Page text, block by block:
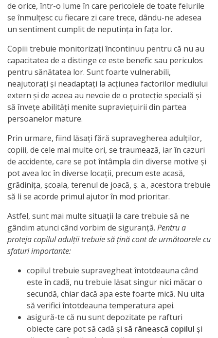
Invitații
de
participare
Planuri
de
achiziții
Anticorupție
Știri
și
Evenimente
Acte
și
regulamente
Legislație
internațională
Legislație
de orice, într-o lume în care pericolele de toate felurile
se înmulţesc cu fiecare zi care trece, dându-ne adesea
un sentiment cumplit de neputinţa în faţa lor.
Copiii trebuie monitorizați încontinuu pentru că nu au
capacitatea de a distinge ce este benefic sau periculos
pentru sănătatea lor. Sunt foarte vulnerabili,
neajutorați şi neadaptați la acțiunea factorilor mediului
extern şi de aceea au nevoie de o protecţie specială și
să învețe abilități menite supraviețuirii din partea
persoanelor mature.
Prin urmare, fiind lăsaţi fără supravegherea adulţilor,
copiii, de cele mai multe ori, se traumează, iar în cazuri
de accidente, care se pot întâmpla din diverse motive și
pot avea loc în diverse locații, precum este acasă,
grădinița, școala, terenul de joacă, ș. a., acestora trebuie
să li se acorde primul ajutor în mod prioritar.
Astfel, sunt mai multe situaţii la care trebuie să ne
gândim atunci când vorbim de siguranţă. Pentru a
proteja copilul adulții trebuie să țină cont de următoarele cu
sfaturi importante:
copilul trebuie supravegheat întotdeauna când
este în cadă, nu trebuie lăsat singur nici măcar o
secundă, chiar dacă apa este foarte mică. Nu uita
să verifici întotdeauna temperatura apei.
asigură-te că nu sunt depozitate pe rafturi
obiecte care pot să cadă şi să rânească copilul şi